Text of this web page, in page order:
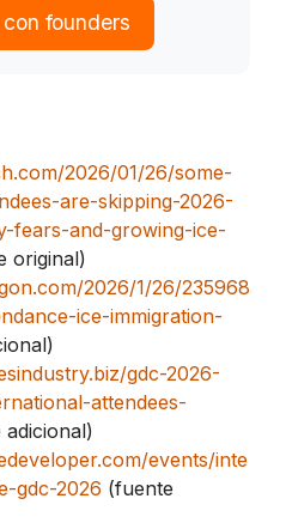
founders
2026/01/26/some-
are-skipping-2026-
fears-and-growing-ice-
original)
2026/1/26/235968
ice-immigration-
gdc-2026-
attendees-
adicional)
events/inte
gdc-2026 (fuente